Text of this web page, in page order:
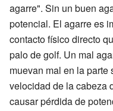
agarre". Sin un buen
potencial. El agarre es
contacto físico directo
palo de golf. Un mal
muevan mal en la
velocidad de la cabeza
causar pérdida de